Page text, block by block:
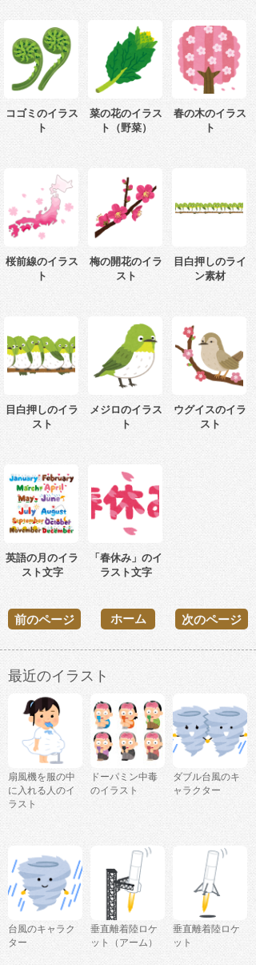
コゴミのイラス
ト
菜の花のイラス
ト（野菜）
春の木のイラス
ト
桜前線のイラス
ト
梅の開花のイラ
スト
目白押しのライ
ン素材
目白押しのイラ
スト
メジロのイラス
ト
ウグイスのイラ
スト
英語の月のイラ
スト文字
「春休み」のイ
ラスト文字
前のページ 次のページ
ホーム
最近のイラスト
扇風機を服の中
に入れる人のイ
ラスト
ドーパミン中毒
のイラスト
ダブル台風のキ
ャラクター
台風のキャラク
ター
垂直離着陸ロケ
ット（アーム）
垂直離着陸ロケ
ット